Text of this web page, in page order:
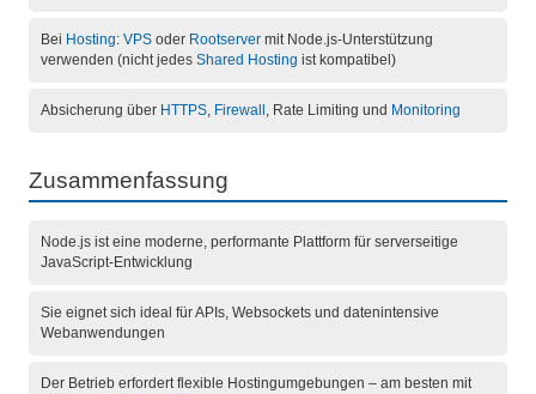
Bei Hosting: VPS oder Rootserver mit Node.js-Unterstützung
verwenden (nicht jedes Shared Hosting ist kompatibel)
Absicherung über HTTPS, Firewall , Rate Limiting und Monitoring
Zusammenfassung
Node.js ist eine moderne, performante Plattform für serverseitige
JavaScript-Entwicklung
Sie eignet sich ideal für APIs, Websockets und datenintensive
Webanwendungen
Der Betrieb erfordert flexible Hostingumgebungen – am besten mit